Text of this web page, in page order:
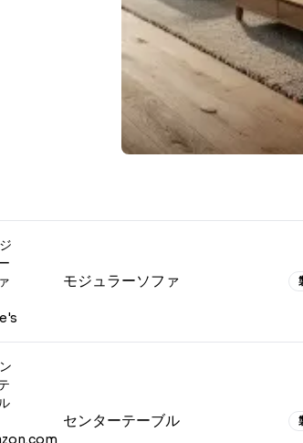
モジュラーソファ
センターテーブル